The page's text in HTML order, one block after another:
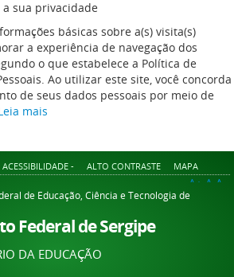
a sua privacidade
básicas sobre a(s) visita(s)
a experiência de navegação dos
o que estabelece a Política de
Ao utilizar este site, você concorda
de seus dados pessoais por meio de
mais
ACESSIBILIDADE - ALTO CONTRASTE MAPA
A+ A A-
de Educação, Ciência e Tecnologia de
Federal de Sergipe
DA EDUCAÇÃO